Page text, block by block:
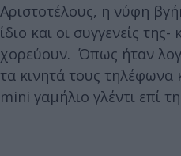
Αριστοτέλους, η νύφη
ίδιο και οι συγγενείς
χορεύουν. Όπως ήταν
τα κινητά τους τηλέφωνα
mini γαμήλιο γλέντι επί